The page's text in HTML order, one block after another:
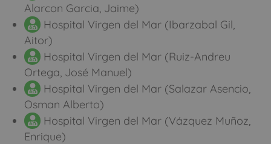
Alarcon Garcia, Jaime)
Hospital Virgen del Mar (Ibarzabal Gil,
Aitor)
Hospital Virgen del Mar (Ruiz-Andreu
Ortega, José Manuel)
Hospital Virgen del Mar (Salazar Asencio,
Osman Alberto)
Hospital Virgen del Mar (Vázquez Muñoz,
Enrique)